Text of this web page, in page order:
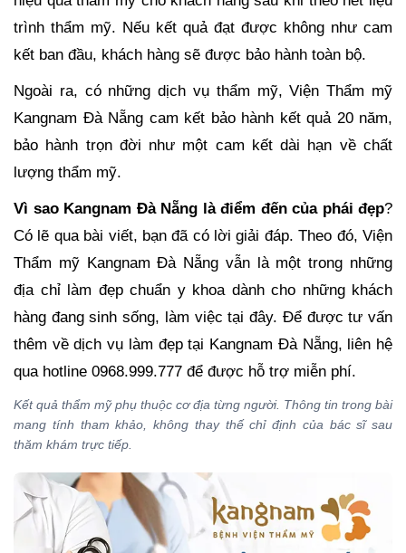
trình thẩm mỹ. Nếu kết quả đạt được không như cam
kết ban đầu, khách hàng sẽ được bảo hành toàn bộ.
Ngoài ra, có những dịch vụ thẩm mỹ, Viện Thẩm mỹ
Kangnam Đà Nẵng cam kết bảo hành kết quả 20 năm,
bảo hành trọn đời như một cam kết dài hạn về chất
lượng thẩm mỹ.
Vì sao Kangnam Đà Nẵng là điểm đến của phái đẹp?
Có lẽ qua bài viết, bạn đã có lời giải đáp. Theo đó, Viện
Thẩm mỹ Kangnam Đà Nẵng vẫn là một trong những
địa chỉ làm đẹp chuẩn y khoa dành cho những khách
hàng đang sinh sống, làm việc tại đây. Để được tư vấn
thêm về dịch vụ làm đẹp tại Kangnam Đà Nẵng, liên hệ
qua hotline 0968.999.777 để được hỗ trợ miễn phí.
Kết quả thẩm mỹ phụ thuộc cơ địa từng người. Thông tin trong bài
mang tính tham khảo, không thay thế chỉ định của bác sĩ sau
thăm khám trực tiếp.